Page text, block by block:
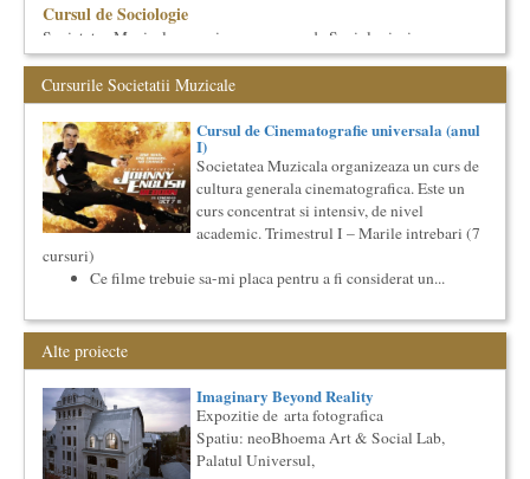
Cursul de Sociologie
Societatea Muzicala organizeaza un curs de Sociologie, in
parteneriat cu Facultatea de Sociologie si Asistenta Sociala a
Univ...
Masterclass vocal cu Lucas Meachem
Lucas Meachem, marele bariton american, care va sustine
concertul de la Atheneul Roman al Societatii Muzicale din 23
aprilie,...
Saptamana Romano-Britanica 2018
Masterclass de traducere literara stilizata de scriitori
englezi
“Lidia Vianu’s Students Translate” Ediția a III-a / 16-21
aprilie 2018 5 scriitori britanici şi o edi...
Societatea Muzicala organizeaza un curs de cultura generala
muzicala, cu durata de doi ani, in parteneriat cu Universitatea
N...
Cursul de Filosofie generala (anul II)
Societatea Muzicala organizeaza un curs de Filosofie
Generala, de nivel academic, cu durata de doi ani (4 semestre),
impreuna...
Cursurile Societatii Muzicale
Cursul de Cinematografie universala (anul
I)
Societatea Muzicala organizeaza un curs de
cultura generala cinematografica. Este un
curs concentrat si intensiv, de nivel
academic. Trimestrul I – Marile intrebari (7
cursuri)
Ce filme trebuie sa-mi placa pentru a fi considerat un...
Alte proiecte
Imaginary Beyond Reality
Expozitie de arta fotografica
Spatiu: neoBhoema Art & Social Lab,
Palatul Universul,